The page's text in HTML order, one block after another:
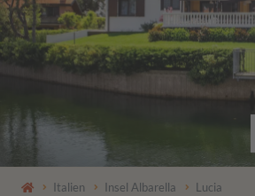
Italien Insel Albarella Lucia